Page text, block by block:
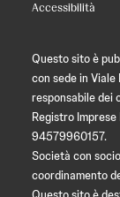
Accessibilità
Questo sito è
con sede in Viale
responsabile dei
Registro
94579960157.
Società con
coordinamento